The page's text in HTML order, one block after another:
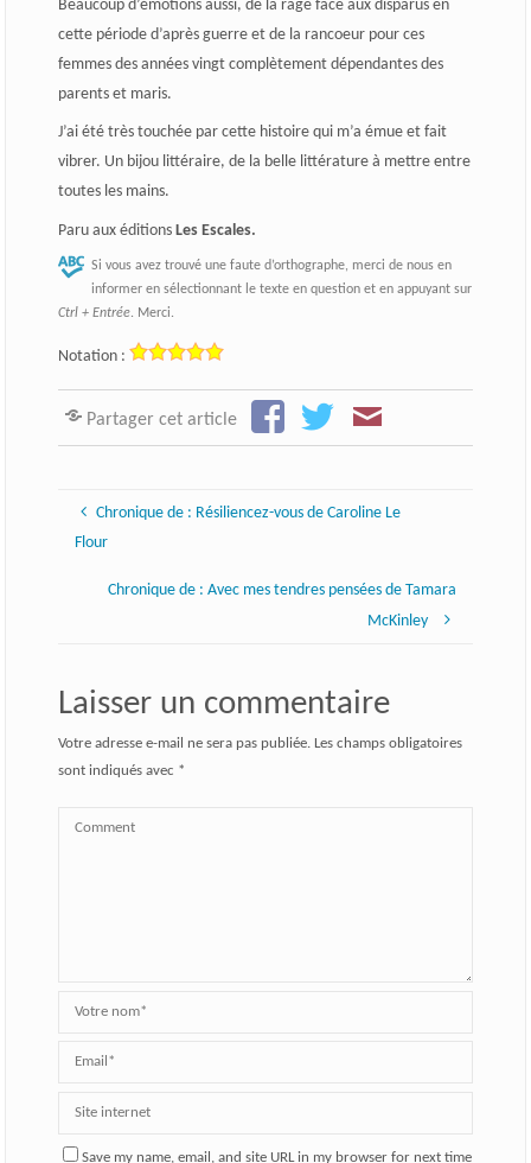
Beaucoup d’émotions aussi, de la rage face aux disparus en
cette période d’après guerre et de la rancoeur pour ces
femmes des années vingt complètement dépendantes des
parents et maris.
J’ai été très touchée par cette histoire qui m’a émue et fait
vibrer. Un bijou littéraire, de la belle littérature à mettre entre
toutes les mains.
Paru aux éditions Les Escales.
Si vous avez trouvé une faute d’orthographe, merci de nous en
informer en sélectionnant le texte en question et en appuyant sur
Ctrl + Entrée. Merci.
Notation :
Partager cet article
Chronique de : Résiliencez-vous de Caroline Le
Flour
Chronique de : Avec mes tendres pensées de Tamara
McKinley
Laisser un commentaire
Votre adresse e-mail ne sera pas publiée. Les champs obligatoires
sont indiqués avec *
Save my name, email, and site URL in my browser for next time